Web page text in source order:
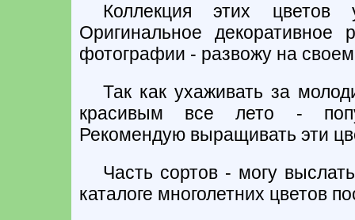
Коллекция этих
Оригинальное
фотографии - развожу на своем
Так как ухаживать за
красивым все лето -
Рекомендую выращивать эти
Часть сортов - могу
каталоге многолетних цветов